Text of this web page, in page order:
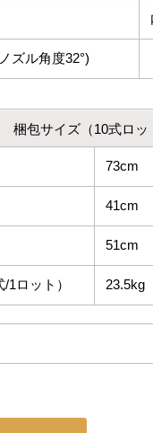
ズル角度32°)
梱包サイズ（10式ロッ
73cm
41cm
51cm
1ロット） 23.5kg